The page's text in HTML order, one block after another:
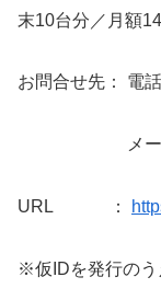
末10台分／月額
お問合せ先：
メー
URL ：
※仮IDを発行のう